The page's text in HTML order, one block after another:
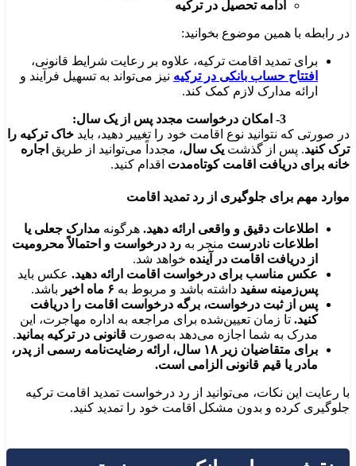
ادامه تحصیل در ترکیه
در رابطه با همین موضوع بخوانید:
برای تمدید اقامت ترکیه، علاوه بر رعایت شرایط قانونی،
افتتاح حساب بانکی در ترکیه نیز می‌تواند به تسهیل فرآیند و
ارائه مدارک لازم کمک کند.
در صورتی که نتوانید نوع اقامت خود را تغییر دهید، باید خاک ترکیه را
ترک کنید. پس از گذشت یک سال، مجدداً می‌توانید از طریق اجاره
خانه برای دریافت اقامت کوتاه‌مدت اقدام کنید.
موارد مهم برای جلوگیری از رد تمدید اقامت
اطلاعات دقیق و واقعی ارائه دهید. هرگونه مدارک جعلی یا
اطلاعات نادرست منجر به رد درخواست و احتمالاً محرومیت
از دریافت اقامت در آینده خواهد شد.
عکس مناسب برای درخواست اقامت ارائه دهید. عکس باید
پس‌زمینه سفید داشته باشد و مربوط به ۶ ماه اخیر
باشد.
پس از ثبت درخواست، برگه درخواست اقامت را دریافت
کنید. تا زمان تعیین‌شده برای مراجعه به اداره مهاجرت، این
مدرک به شما اجازه می‌دهد به‌صورت قانونی در ترکیه بمانید.
برای متقاضیان زیر ۱۸ سال، ارائه رضایت‌نامه رسمی از پدر،
مادر یا قیم قانونی الزامی است.
با رعایت این نکات، می‌توانید از رد درخواست تمدید اقامت ترکیه
جلوگیری کرده و بدون مشکل اقامت خود را تمدید کنید.